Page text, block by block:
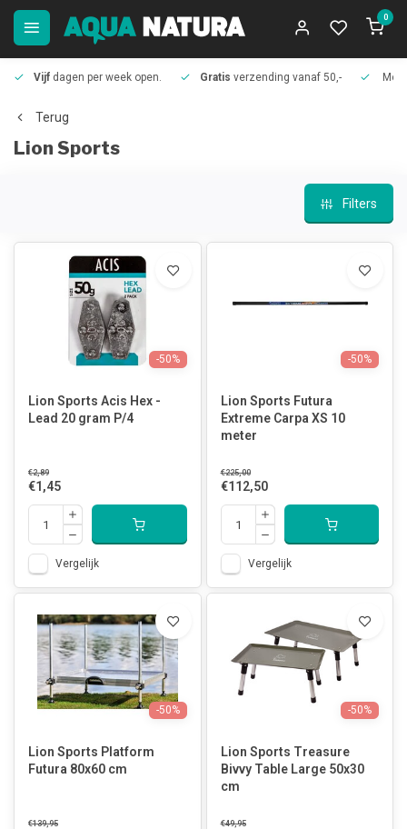
0
Vijf dagen per week open. Gratis verzending vanaf 50,-
Terug
Lion Sports
Filters
-50%
Lion Sports Acis Hex -
Lead 20 gram P/4
€2,89
€1,45
Vergelijk
-50%
Lion Sports Futura
Extreme Carpa XS 10
meter
€225,00
€112,50
Vergelijk
-50%
Lion Sports Platform
Futura 80x60 cm
€139,95
-50%
Lion Sports Treasure
Bivvy Table Large 50x30
cm
€49,95